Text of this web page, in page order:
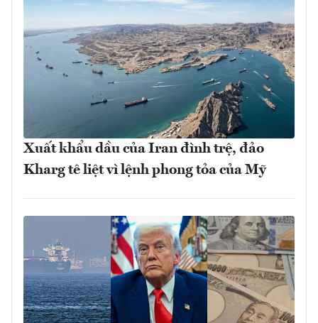
Xuất khẩu dầu của Iran đình trệ, đảo
Kharg tê liệt vì lệnh phong tỏa của Mỹ